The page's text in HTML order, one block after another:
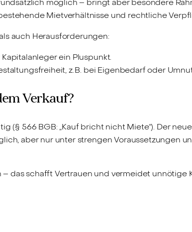
möglich – bringt aber besondere
Mietverhältnisse und rechtliche
auch Herausforderungen:
ein Pluspunkt.
z. B. bei Eigenbedarf oder
Verkauf?
(§ 566 BGB: „Kauf bricht nicht Miete“). Der
aber nur unter strengen Voraussetzungen
das schafft Vertrauen und vermeidet unnötige